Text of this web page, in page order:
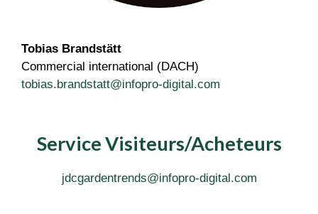
Tobias Brandstätt
Commercial international (DACH)
tobias.brandstatt@infopro-digital.com
Service Visiteurs/Acheteurs
jdcgardentrends@infopro-digital.com